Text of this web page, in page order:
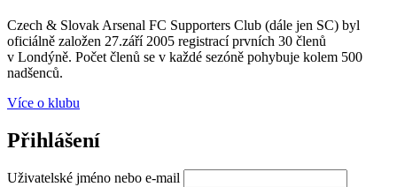
Czech & Slovak Arsenal FC Supporters Club (dále jen SC) byl
oficiálně založen 27.září 2005 registrací prvních 30 členů
v Londýně. Počet členů se v každé sezóně pohybuje kolem 500
nadšenců.
Více o klubu
Přihlášení
Uživatelské jméno nebo e-mail